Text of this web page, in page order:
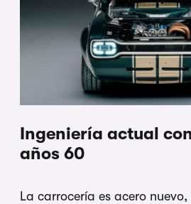
Ingeniería actual
años 60
La carrocería es acero